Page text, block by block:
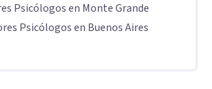
Psicólogos en Monte Grande
Psicólogos en Buenos Aires